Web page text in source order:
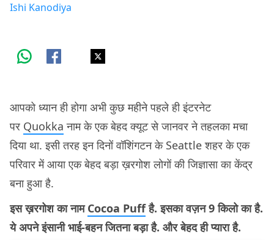
Ishi Kanodiya
आपको ध्यान ही होगा अभी कुछ महीने पहले ही इंटरनेट
पर Quokka नाम के एक बेहद क्यूट से जानवर ने तहलका मचा
दिया था. इसी तरह इन दिनों वॉशिंगटन के Seattle शहर के एक
परिवार में आया एक बेहद बड़ा ख़रगोश लोगों की जिज्ञासा का केंद्र
बना हुआ है.
इस ख़रगोश का नामCocoa Puffहै. इसका वज़न 9 किलो का है.
ये अपने इंसानी भाई-बहन जितना बड़ा है. और बेहद ही प्यारा है.